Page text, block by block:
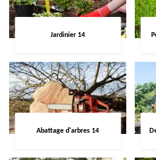
Jardinier 14
Abattage d'arbres 14